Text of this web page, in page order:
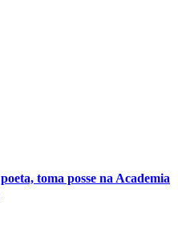
toma posse na Academia